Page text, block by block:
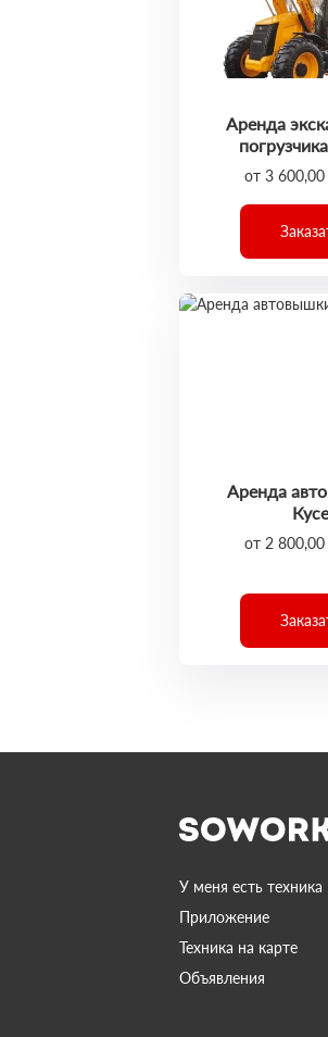
Аренда
от 3
Аренда
Кусе
от 2
У меня есть техника
Приложение
Техника на карте
Объявления